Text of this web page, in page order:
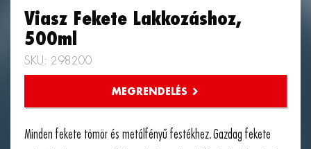
Viasz Fekete Lakkozáshoz,
500ml
SKU: 298200
Minden fekete tömör és metálfényű festékhez. Gazdag fekete